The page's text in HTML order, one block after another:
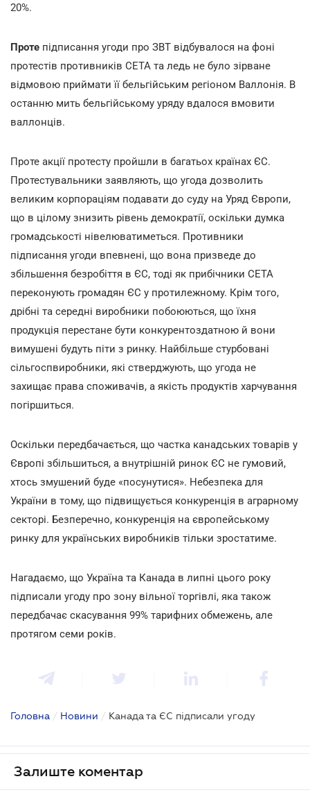
20%.
Проте підписання угоди про ЗВТ відбувалося на фоні
протестів противників CETA та ледь не було зірване
відмовою приймати її бельгійським регіоном Валлонія. В
останню мить бельгійському уряду вдалося вмовити
валлонців.
Проте акції протесту пройшли в багатьох країнах ЄС.
Протестувальники заявляють, що угода дозволить
великим корпораціям подавати до суду на Уряд Європи,
що в цілому знизить рівень демократії, оскільки думка
громадськості нівелюватиметься. Противники
підписання угоди впевнені, що вона призведе до
збільшення безробіття в ЄС, тоді як прибічники CETA
переконують громадян ЄС у протилежному. Крім того,
дрібні та середні виробники побоюються, що їхня
продукція перестане бути конкурентоздатною й вони
вимушені будуть піти з ринку. Найбільше стурбовані
сільгоспвиробники, які стверджують, що угода не
захищає права споживачів, а якість продуктів харчування
погіршиться.
Оскільки передбачається, що частка канадських товарів у
Європі збільшиться, а внутрішній ринок ЄС не гумовий,
хтось змушений буде «посунутися». Небезпека для
України в тому, що підвищується конкуренція в аграрному
секторі. Безперечно, конкуренція на європейському
ринку для українських виробників тільки зростатиме.
Нагадаємо, що Україна та Канада в липні цього року
підписали угоду про зону вільної торгівлі, яка також
передбачає скасування 99% тарифних обмежень, але
протягом семи років.
Головна / Новини / Канада та ЄС підписали угоду
Залиште коментар